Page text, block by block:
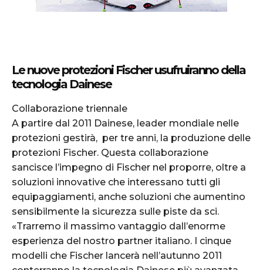
Le nuove protezioni Fischer usufruiranno della
tecnologia Dainese
Collaborazione triennale
A partire dal 2011 Dainese, leader mondiale nelle
protezioni gestirà, per tre anni, la produzione delle
protezioni Fischer. Questa collaborazione
sancisce l’impegno di Fischer nel proporre, oltre a
soluzioni innovative che interessano tutti gli
equipaggiamenti, anche soluzioni che aumentino
sensibilmente la sicurezza sulle piste da sci.
«Trarremo il massimo vantaggio dall’enorme
esperienza del nostro partner italiano. I cinque
modelli che Fischer lancerà nell’autunno 2011